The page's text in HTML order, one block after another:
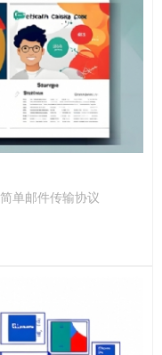
单邮件传输协议